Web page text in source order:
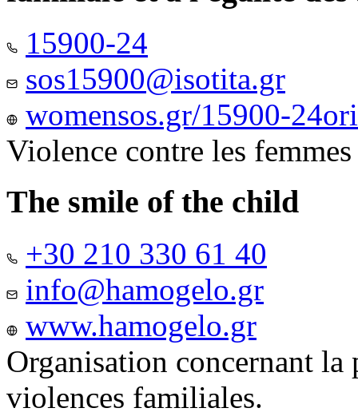
15900-24
sos15900@isotita.gr
womensos.gr/15900-
Violence contre les femmes
The smile of the child
+30 210 330 61 40
info@hamogelo.gr
www.hamogelo.gr
Organisation concernant
violences familiales.